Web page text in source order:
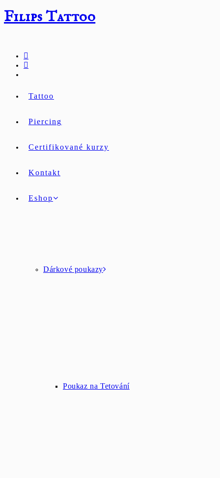
k
obsahu
Filips Tattoo
Tattoo
Piercing
Certifikované kurzy
Kontakt
Eshop
Dárkové poukazy
Poukaz na Tetování